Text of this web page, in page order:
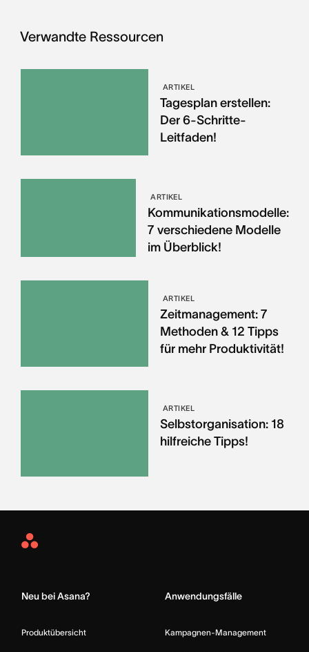
Verwandte Ressourcen
ARTIKEL
Tagesplan erstellen:
Der 6-Schritte-
Leitfaden!
ARTIKEL
Kommunikationsmodelle:
7 verschiedene Modelle
im Überblick!
ARTIKEL
Zeitmanagement: 7
Methoden & 12 Tipps
für mehr Produktivität!
ARTIKEL
Selbstorganisation: 18
hilfreiche Tipps!
Asana
Neu bei Asana?
Produktübersicht
Anwendungsfälle
Kampagnen-Management